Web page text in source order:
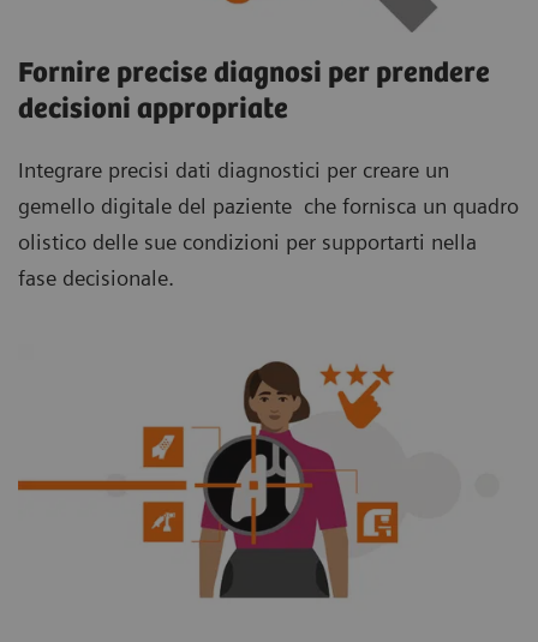
Fornire precise diagnosi per prendere
decisioni appropriate
Integrare precisi dati diagnostici per creare un
gemello digitale del paziente che fornisca un quadro
olistico delle sue condizioni per supportarti nella
fase decisionale.